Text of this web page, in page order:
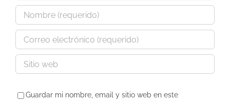
Guardar mi nombre, email y sitio web en este